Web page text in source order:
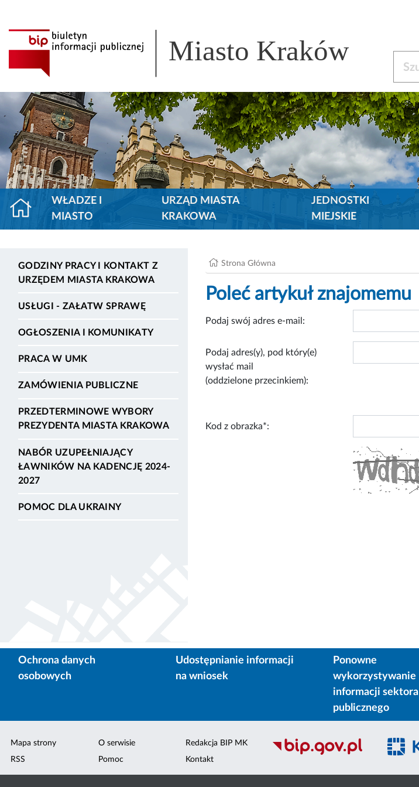
Miasto Kraków
WŁADZE I
MIASTO
URZĄD MIASTA
KRAKOWA
JEDNOSTKI
MIEJSKIE
GODZINY PRACY I KONTAKT Z
URZĘDEM MIASTA KRAKOWA
USŁUGI - ZAŁATW SPRAWĘ
OGŁOSZENIA I KOMUNIKATY
PRACA W UMK
ZAMÓWIENIA PUBLICZNE
PRZEDTERMINOWE WYBORY
PREZYDENTA MIASTA KRAKOWA
NABÓR UZUPEŁNIAJĄCY
ŁAWNIKÓW NA KADENCJĘ 2024-
2027
POMOC DLA UKRAINY
Strona Główna
Poleć artykuł znajomemu
Podaj swój adres e-mail:
Podaj adres(y), pod który(e)
wysłać mail
(oddzielone przecinkiem):
Kod z obrazka*:
Ochrona danych
osobowych
Udostępnianie informacji
na wniosek
Ponowne
wykorzystywanie
informacji sektora
publicznego
Mapa strony
RSS
O serwisie
Pomoc
Redakcja BIP MK
Kontakt